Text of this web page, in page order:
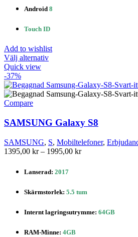
Android 8
Touch ID
Add to wishlist
Välj alternativDen
har
flera
olika
alternativen
kan
väljas
på
Quick view
-37%
Compare
SAMSUNG Galaxy S8
SAMSUNG, S, Mobiltelefoner,
1395,00 kr – 1995,00 krPrisintervall:
Lanserad: 2017
Skärmstorlek: 5.5 tum
Internt lagringsutrymme: 64GB
RAM-Minne: 4GB